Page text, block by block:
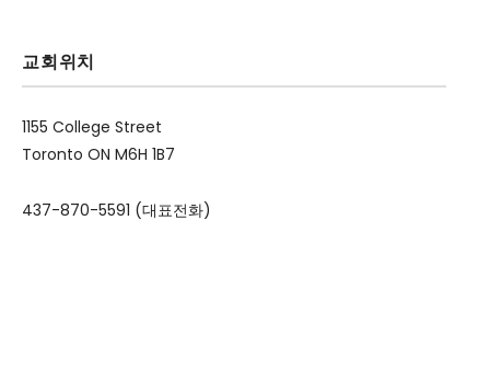
교회위치
1155 College Street
Toronto ON M6H 1B7
437-870-5591 (대표전화)